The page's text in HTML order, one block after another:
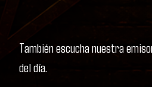
También escucha nuestra
del día.